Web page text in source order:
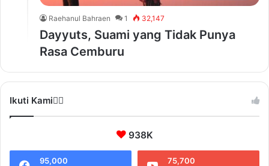
Raehanul Bahraen 1 32,147
Dayyuts, Suami yang Tidak Punya
Rasa Cemburu
Ikuti Kami❤️‍🔥
938K
95,000 75,700